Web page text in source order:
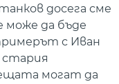
досега сме
може да бъде
с Иван
стария
могат да